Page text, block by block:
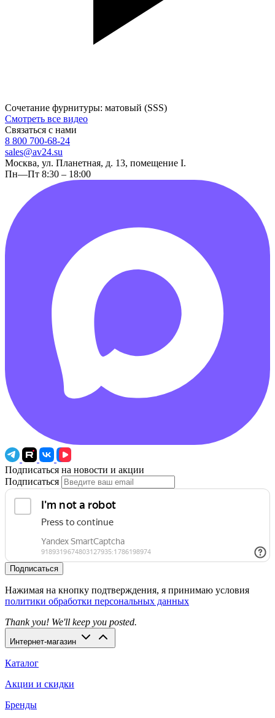
Сочетание фурнитуры: матовый (SSS)
Смотреть все видео
Связаться с нами
8 800 700-68-24
sales@av24.su
Москва, ул. Планетная, д. 13, помещение I.
Пн—Пт 8:30 – 18:00
Подписаться на новости и акции
Подписаться
Подписаться
Нажимая на кнопку подтверждения, я принимаю условия
политики обработки персональных данных
Thank you! We'll keep you posted.
Интернет-магазин
Каталог
Акции и скидки
Бренды